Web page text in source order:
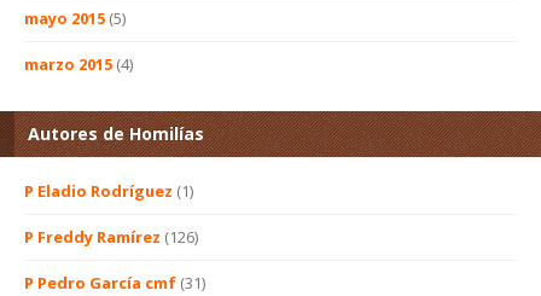
mayo 2015 (5)
marzo 2015 (4)
Autores de Homilías
P Eladio Rodríguez (1)
P Freddy Ramírez (126)
P Pedro García cmf (31)